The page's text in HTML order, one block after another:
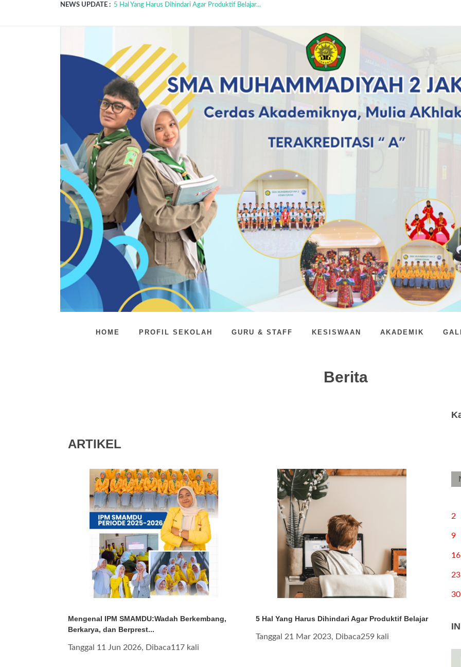
NEWS UPDATE : Sering Ngantuk Saat Belajar? Kenali Penyebabnya...
Hari Pendidikan Nasional....
Ulurkan Tanganmu Untuk Saling Berbagi...
Mengenang Didi Kempot Sebagai Seniman ...
Biografi KH Ahmad Dahlan Pendiri Muhammadiyah...
Mengenal IPM SMAMDU:Wadah Berkembang, Berkarya, dan Berprest...
5 Hal Yang Harus Dihindari Agar Produktif Belajar...
HOME PROFIL SEKOLAH GURU & STAFF KESISWAAN AKADEMIK
Berita
ARTIKEL
Mengenal IPM SMAMDU:Wadah Berkembang,
Berkarya, dan Berprest...
Tanggal 11 Jun 2026, Dibaca117 kali
5 Hal Yang Harus Dihindari Agar Produktif Belajar
Tanggal 21 Mar 2023, Dibaca259 kali
2
9
16
23
30